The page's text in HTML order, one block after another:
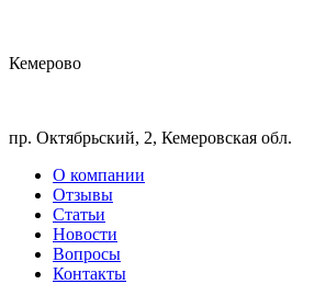
Кемерово
пр. Октябрьский, 2, Кемеровская обл.
О компании
Отзывы
Статьи
Новости
Вопросы
Контакты